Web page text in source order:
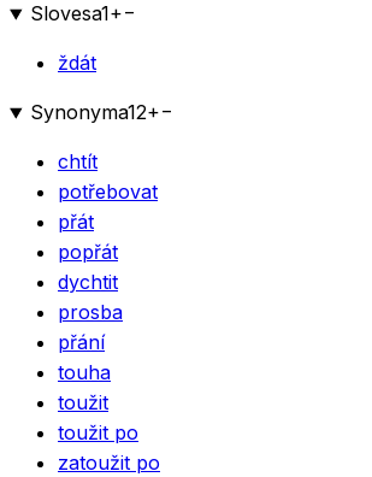
Slovesa1+−
ždát
Synonyma12+−
chtít
potřebovat
přát
popřát
dychtit
prosba
přání
touha
toužit
toužit po
zatoužit po